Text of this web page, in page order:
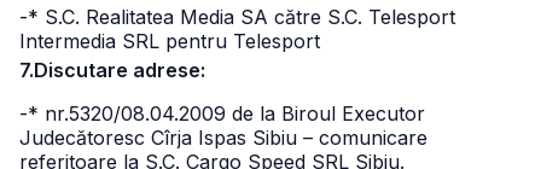
-* S.C. Realitatea Media SA către S.C. Telesport
Intermedia SRL pentru Telesport
7.Discutare adrese:
-* nr.5320/08.04.2009 de la Biroul Executor
Judecătoresc Cîrja Ispas Sibiu – comunicare
referitoare la S.C. Cargo Speed SRL Sibiu.